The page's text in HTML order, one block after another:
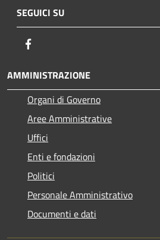
SEGUICI SU
AMMINISTRAZIONE
Organi di Governo
Aree Amministrative
Uffici
Enti e fondazioni
Politici
Personale Amministrativo
Documenti e dati